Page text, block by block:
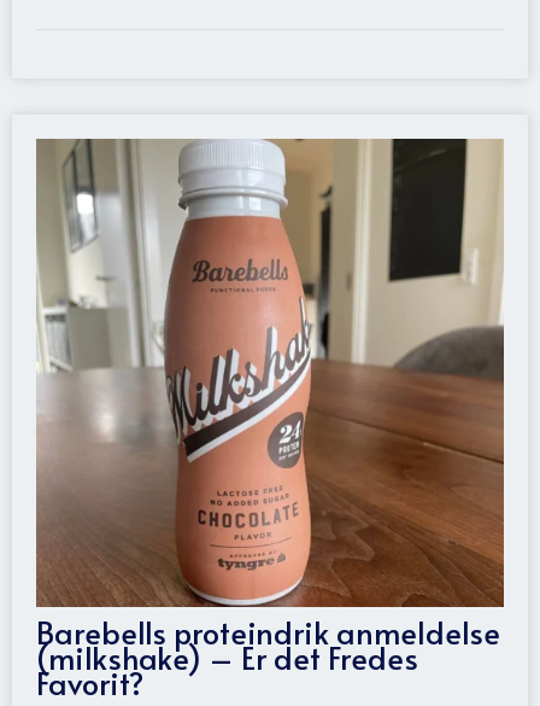
Barebells proteindrik anmeldelse
(milkshake) – Er det Fredes
Favorit?